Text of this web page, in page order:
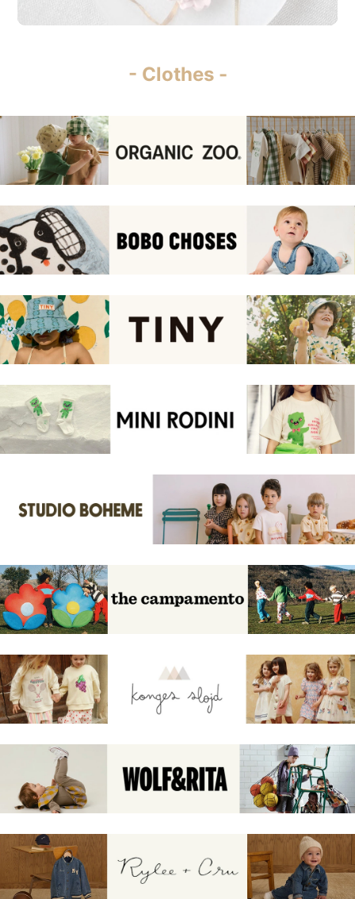
- Clothes -